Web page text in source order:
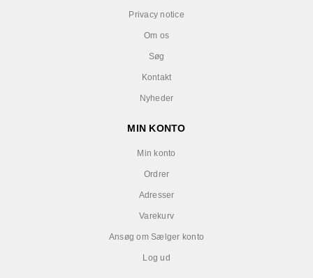
Privacy notice
Om os
Søg
Kontakt
Nyheder
MIN KONTO
Min konto
Ordrer
Adresser
Varekurv
Ansøg om Sælger konto
Log ud